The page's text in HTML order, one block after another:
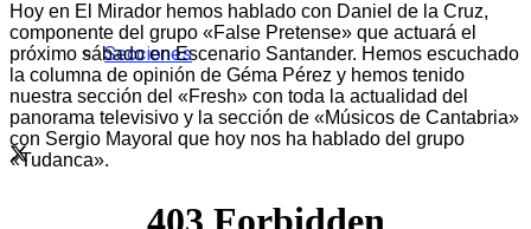
Secciones
Hoy en El Mirador hemos hablado con Daniel de la Cruz,
componente del grupo «False Pretense» que actuará el
próximo sábado en Escenario Santander. Hemos escuchado
la columna de opinión de Géma Pérez y hemos tenido
nuestra sección del «Fresh» con toda la actualidad del
panorama televisivo y la sección de «Músicos de Cantabria»
con Sergio Mayoral que hoy nos ha hablado del grupo
«Tudanca».